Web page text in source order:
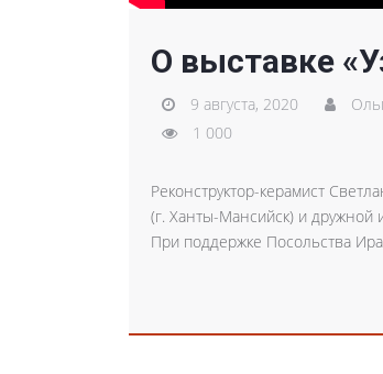
О выставке
9 августа, 2020
1 000
Реконструктор-керамист
(г. Ханты-Мансийск) и дружной
При поддержке Посольства